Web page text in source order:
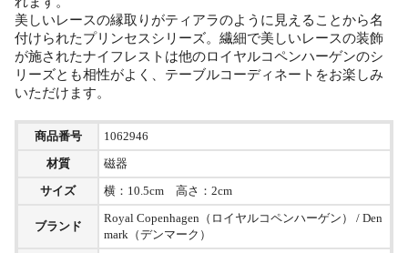
美しいレースの縁取りがティアラのように見えることから名
付けられたプリンセスシリーズ。繊細で美しいレースの装飾
が施されたナイフレストは他のロイヤルコペンハーゲンのシ
リーズとも相性がよく、テーブルコーディネートをお楽しみ
いただけます。
商品番号
1062946
材質
磁器
サイズ
横：10.5cm 高さ：2cm
ブランド
Royal Copenhagen（ロイヤルコペンハーゲン） / Den
mark（デンマーク）